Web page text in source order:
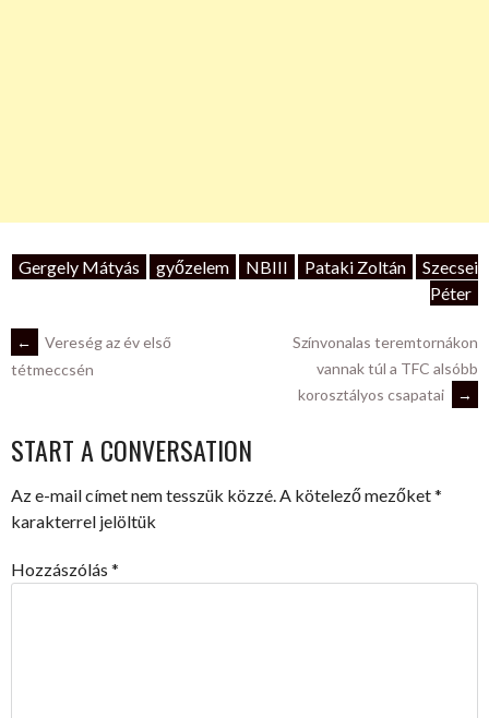
Gergely Mátyás győzelem NBIII Pataki Zoltán
Szecsei
Péter
POST
←
Vereség az év első
tétmeccsén
Színvonalas teremtornákon
vannak túl a TFC alsóbb
korosztályos csapatai
→
START A CONVERSATION
Az e-mail címet nem tesszük közzé. A kötelező mezőket*
karakterrel jelöltük
Hozzászólás *